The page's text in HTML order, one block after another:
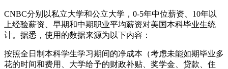
CNBC分别以私立大学和公立大学，0-5年中位薪资、10年以
上经验薪资、早期和中期职业平均薪资对美国本科毕业生统
计。据悉，使用的数据来源为以下内容：
按照全日制本科学生学习期间的净成本（考虑未能如期毕业多
花的时间和费用、大学给予的财政补贴、奖学金、贷款、住